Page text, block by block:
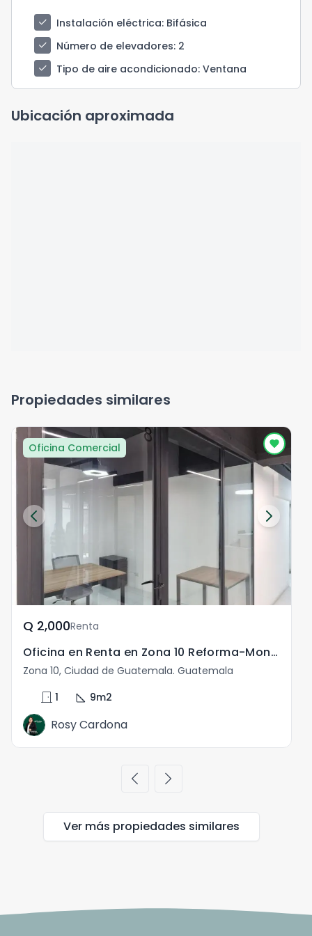
check Instalación eléctrica: Bifásica
check
Número de elevadores: 2
check
Tipo de aire acondicionado: Ventana
Ubicación aproximada
Propiedades similares
Oficina Comercial
Q	2,000Renta
Oficina en Renta en Zona 10 Reforma-Montufar 9mts²
Zona 10, Ciudad de Guatemala. Guatemala
door_front 1 square_foot 9m2
Rosy Cardona
chevron_left chevron_right
Ver más propiedades similares